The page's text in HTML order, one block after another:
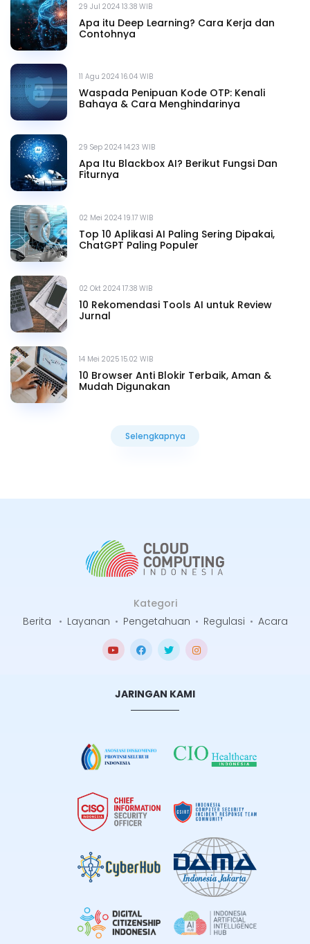
29 Jul 2024 13.38 WIB
Apa itu Deep Learning? Cara Kerja dan
Contohnya
11 Agu 2024 16.04 WIB
Waspada Penipuan Kode OTP: Kenali
Bahaya & Cara Menghindarinya
29 Sep 2024 14.23 WIB
Apa Itu Blackbox AI? Berikut Fungsi Dan
Fiturnya
02 Mei 2024 19.17 WIB
Top 10 Aplikasi AI Paling Sering Dipakai,
ChatGPT Paling Populer
02 Okt 2024 17.38 WIB
10 Rekomendasi Tools AI untuk Review
Jurnal
14 Mei 2025 15.02 WIB
10 Browser Anti Blokir Terbaik, Aman &
Mudah Digunakan
Selengkapnya
Kategori
Berita
• Layanan • Pengetahuan • Regulasi • Acara
JARINGAN KAMI